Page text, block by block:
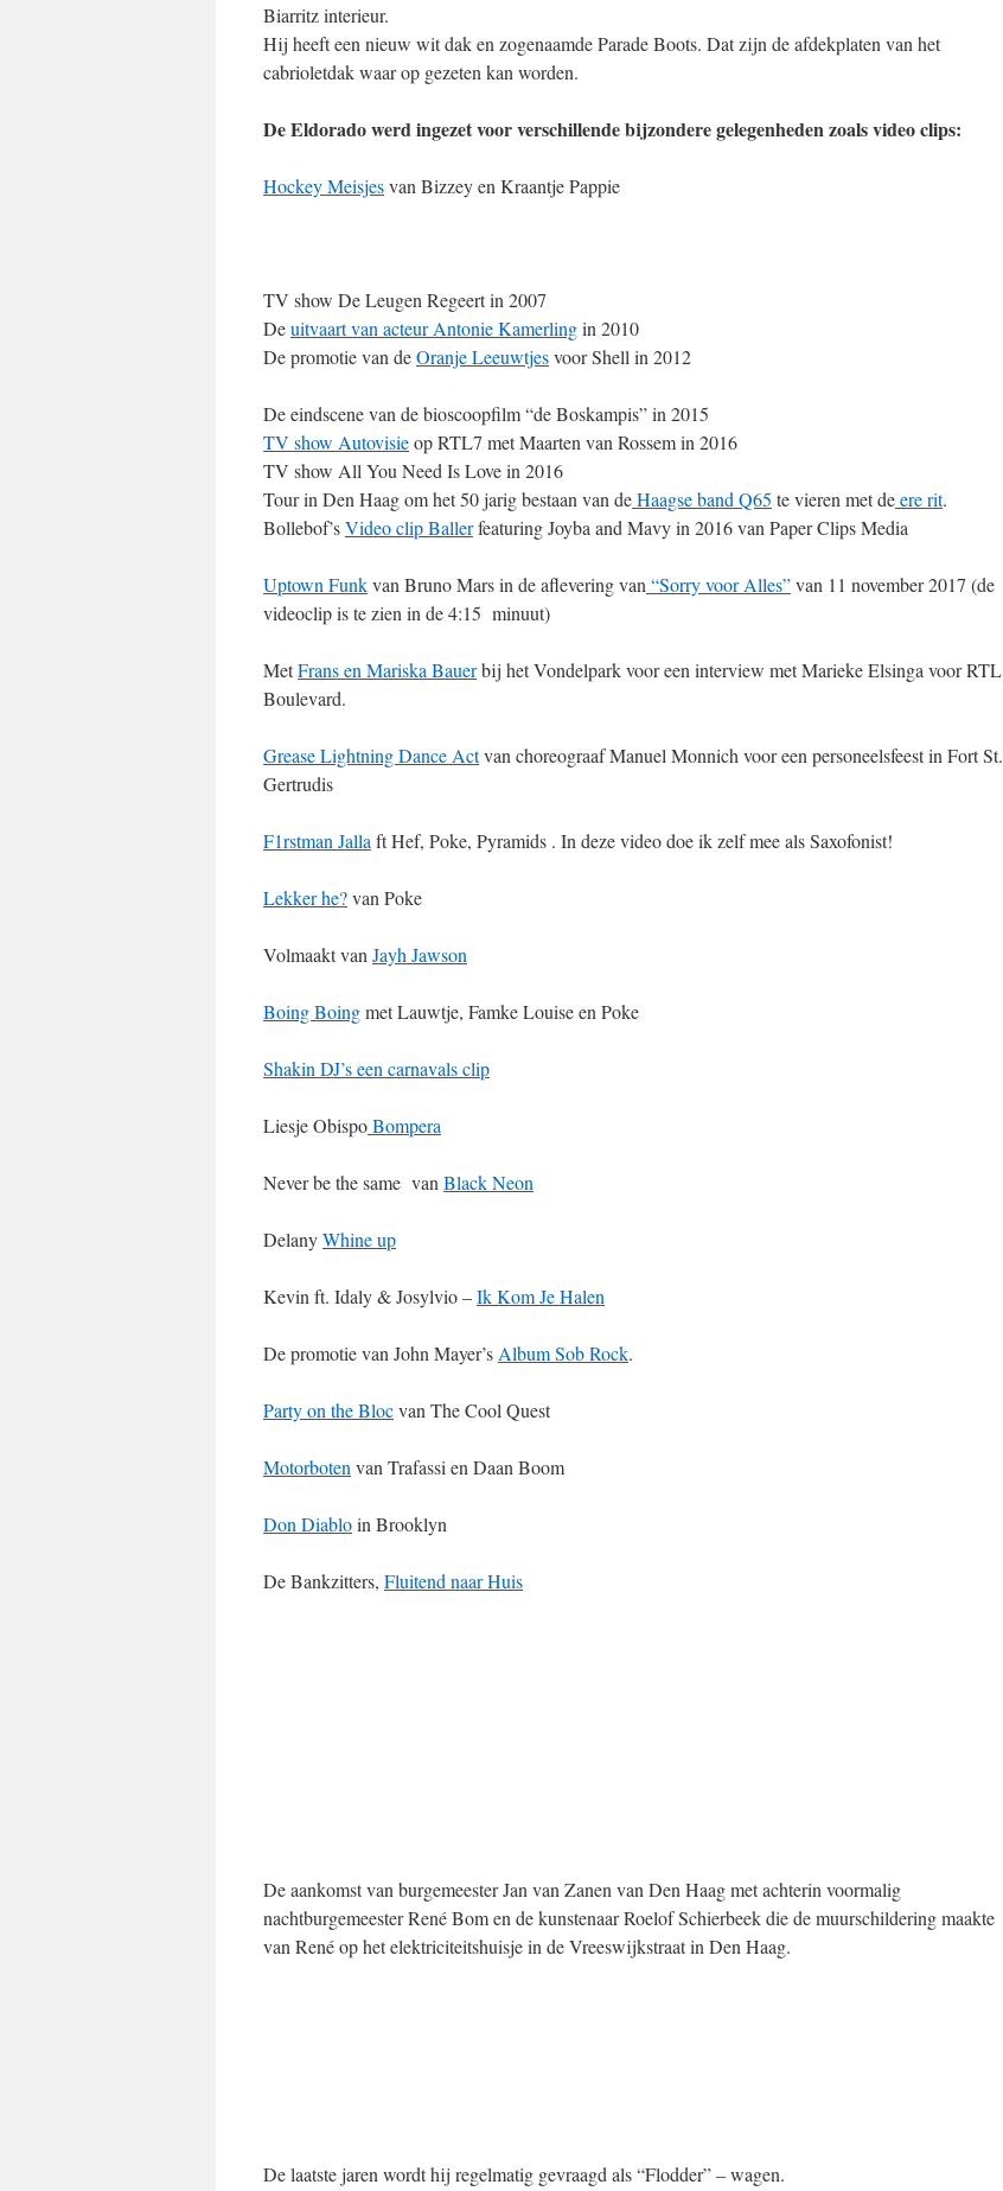
Biarritz interieur.
Hij heeft een nieuw wit dak en zogenaamde Parade Boots. Dat zijn de afdekplaten van het
cabrioletdak waar op gezeten kan worden.
De Eldorado werd ingezet voor verschillende bijzondere gelegenheden zoals video clips:
Hockey Meisjesvan Bizzey en Kraantje Pappie
TV show De Leugen Regeert in 2007
Deuitvaart van acteur Antonie Kamerlingin 2010
De promotie van deOranje Leeuwtjesvoor Shell in 2012
De eindscene van de bioscoopfilm “de Boskampis” in 2015
TV show Autovisieop RTL7 met Maarten van Rossem in 2016
TV show All You Need Is Love in 2016
Tour in Den Haag om het 50 jarig bestaan van deHaagse band Q65 te vieren met deere rit.
Bollebof’sVideo clipBallerfeaturingJoyba and Mavyin 2016 van Paper Clips Media
Uptown Funkvan Bruno Mars in de aflevering van “Sorry voor Alles”van 11 november 2017 (de
videoclip is te zien in de 4:15 minuut)
MetFrans en Mariska Bauerbij het Vondelpark voor een interview met Marieke Elsinga voor RTL
Boulevard.
Grease Lightning Dance Actvan choreograaf Manuel Monnich voor een personeelsfeest in Fort St.
Gertrudis
F1rstman Jalla ft Hef, Poke, Pyramids . In deze video doe ik zelf mee als Saxofonist!
Lekker he?van Poke
Volmaakt van Jayh Jawson
Boing Boingmet Lauwtje, Famke Louise en Poke
Shakin DJ’s een carnavals clip
Liesje ObispoBompera
Never be the same van Black Neon
DelanyWhine up
Kevin ft. Idaly & Josylvio –Ik Kom Je Halen
De promotie van John Mayer’s Album Sob Rock.
Party on the Blocvan The Cool Quest
Motorboten van Trafassi en Daan Boom
Don Diabloin Brooklyn
De Bankzitters, Fluitend naar Huis
De aankomst van burgemeester Jan van Zanen van Den Haag met achterin voormalig
nachtburgemeester René Bom en de kunstenaar Roelof Schierbeek die de muurschildering maakte
van René op het elektriciteitshuisje in de Vreeswijkstraat in Den Haag.
De laatste jaren wordt hij regelmatig gevraagd als “Flodder” – wagen.